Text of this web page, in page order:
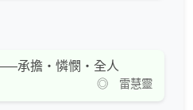
承擔・憐憫・全人
◎ 雷慧靈